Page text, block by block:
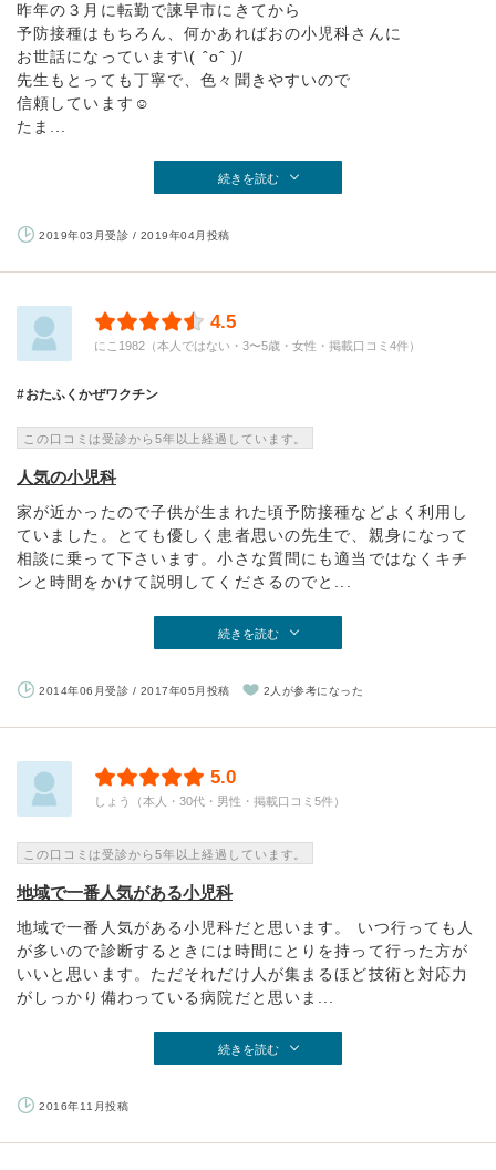
昨年の３月に転勤で諫早市にきてから
予防接種はもちろん、何かあればおの小児科さんに
お世話になっています\( ˆoˆ )/
先生もとっても丁寧で、色々聞きやすいので
信頼しています☺︎
たま...
続きを読む
2019年03月受診 / 2019年04月投稿
4.5
にこ1982（本人ではない・3〜5歳・女性・掲載口コミ4件）
おたふくかぜワクチン
この口コミは受診から5年以上経過しています。
人気の小児科
家が近かったので子供が生まれた頃予防接種などよく利用し
ていました。とても優しく患者思いの先生で、親身になって
相談に乗って下さいます。小さな質問にも適当ではなくキチ
ンと時間をかけて説明してくださるのでと...
続きを読む
2014年06月受診 / 2017年05月投稿 2人が参考になった
5.0
しょう（本人・30代・男性・掲載口コミ5件）
この口コミは受診から5年以上経過しています。
地域で一番人気がある小児科
地域で一番人気がある小児科だと思います。 いつ行っても人
が多いので診断するときには時間にとりを持って行った方が
いいと思います。ただそれだけ人が集まるほど技術と対応力
がしっかり備わっている病院だと思いま...
続きを読む
2016年11月投稿